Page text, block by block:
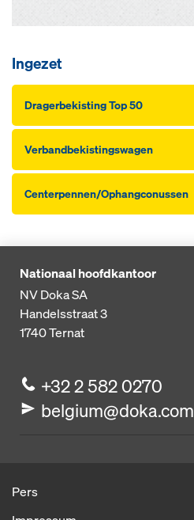
Ingezet
Dragerbekisting Top 50
Verbandbekistingswagen
Centerpennen/Ophangconussen
Nationaal hoofdkantoor
NV Doka SA
Handelsstraat 3
1740Ternat
+32 2 582 0270
belgium@doka.com
Pers